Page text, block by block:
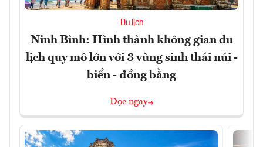
Du lịch
Ninh Bình: Hình thành không gian du
lịch quy mô lớn với 3 vùng sinh thái núi -
biển - đồng bằng
Đọc ngay